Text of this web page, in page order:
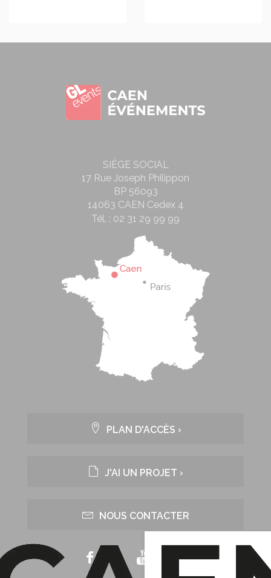
SIÈGE SOCIAL
17 Rue Joseph Philippon
BP 56093
14063 CAEN Cedex 4
Tél. : 02 31 29 99 99
PLAN D'ACCÈS ›
J'AI UN PROJET ›
NOUS CONTACTER